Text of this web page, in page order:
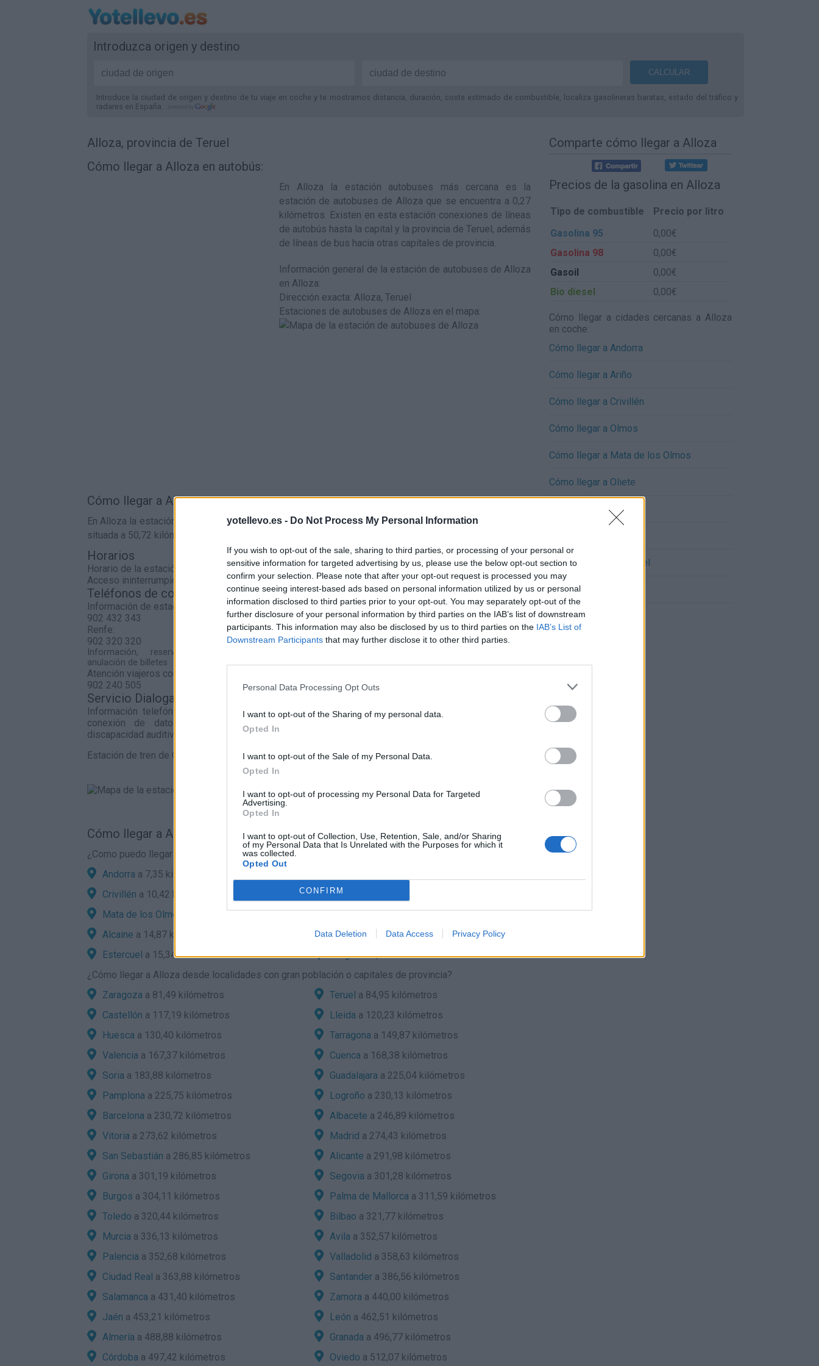
yotellevo.es - Do Not Process My Personal Information
If you wish to opt-out of the sale, sharing to third parties, or processing of your personal or
sensitive information for targeted advertising by us, please use the below opt-out section to
confirm your selection. Please note that after your opt-out request is processed you may
continue seeing interest-based ads based on personal information utilized by us or personal
information disclosed to third parties prior to your opt-out. You may separately opt-out of the
further disclosure of your personal information by third parties on the IAB’s list of downstream
participants. This information may also be disclosed by us to third parties on the IAB’s List of
Downstream Participants that may further disclose it to other third parties.
Personal Data Processing Opt Outs
I want to opt-out of the Sharing of my personal data.
Opted In
I want to opt-out of the Sale of my Personal Data.
Opted In
I want to opt-out of processing my Personal Data for Targeted
Advertising.
Opted In
I want to opt-out of Collection, Use, Retention, Sale, and/or Sharing
of my Personal Data that Is Unrelated with the Purposes for which it
was collected.
Opted Out
CONFIRM
Data Deletion Data Access Privacy Policy
Introduzca origen y destino
Introduce la ciudad de origen y destino de tu viaje en coche y te mostramos distancia, duración, coste estimado de combustible, localiza gasolineras baratas, estado del tráfico y
radares en España.
Alloza, provincia de Teruel
Cómo llegar a Alloza en autobús:
En Alloza la estación autobuses más cercana es la
estación de autobuses de Alloza que se encuentra a 0,27
kilómetros. Existen en esta estación conexiones de líneas
de autobús hasta la capital y la provincia de Teruel, además
de líneas de bus hacia otras capitales de provincia.
Información general de la estación de autobuses de Alloza
en Alloza:
Dirección exacta: Alloza, Teruel
Estaciones de autobuses de Alloza en el mapa:
Cómo llegar a Alloza en tren:
En Alloza la estación de tren más cercana es la estación de tren de de media y larga distancia de Caspe
situada a 50,72 kilómetros de Alloza.
Horarios
Horario de la estación
Acceso ininterrumpido a andenes
Teléfonos de contacto
Información de estaciones
902 432 343
Renfe:
902 320 320
Información, reserva, venta, cambio y
anulación de billetes
Atención viajeros con discapacidad
902 240 505
Servicio Dialoga:
Información telefónica de Adif a través de móvil con
conexión de datos para personas sordas y con
discapacidad auditiva.
Estación de tren de Caspe en el mapa
Cómo llegar a Alloza por carretera:
¿Como puedo llegar en coche a Alloza desde localidades cercanas?
Andorra a 7,35 kilómetros
Crivillén a 10,42 kilómetros Olmos
Mata de los Olmos
a 11,76 kilómetros Olietea 12,29 kilómetros
Alcaine a 14,87 kilómetros Alacóna 15,18 kilómetros
Estercuel a 15,34 kilómetros Bergea 15,36 kilómetros
¿ Cómo llegar a Alloza desde localidades con gran población o capitales de provincia?
Zaragoza a 81,49 kilómetros Teruel a 84,95 kilómetros
Castellón a 117,19 kilómetros Lleida a 120,23 kilómetros
Huesca a 130,40 kilómetros Tarragona a 149,87 kilómetros
Valencia a 167,37 kilómetros Cuenca a 168,38 kilómetros
Soria a 183,88 kilómetros Guadalajara a 225,04 kilómetros
Pamplona a 225,75 kilómetros Logroño a 230,13 kilómetros
Barcelona a 230,72 kilómetros Albacete a 246,89 kilómetros
Vitoria a 273,62 kilómetros Madrid a 274,43 kilómetros
San Sebastián a 286,85 kilómetros Alicante a 291,98 kilómetros
Girona a 301,19 kilómetros Segovia a 301,28 kilómetros
Burgos a 304,11 kilómetros Palma de Mallorca a 311,59 kilómetros
Toledo a 320,44 kilómetros Bilbao a 321,77 kilómetros
Murcia a 336,13 kilómetros Avila a 352,57 kilómetros
Palencia a 352,68 kilómetros Valladolid a 358,63 kilómetros
Ciudad Real a 363,88 kilómetros Santandera 386,56 kilómetros
Salamanca a 431,40 kilómetros Zamora a 440,00 kilómetros
Jaén a 453,21 kilómetros León a 462,51 kilómetros
Almería a 488,88 kilómetros Granada a 496,77 kilómetros
Córdoba a 497,42 kilómetros Oviedo a 512,07 kilómetros
Comparte cómo llegar a Alloza
Precios de la gasolina en Alloza
Tipo de combustible
Precio por litro
Gasolina 95
0,00€
Gasolina 98
0,00€
Gasoil
0,00€
Bio diesel
0,00€
Cómo llegar a cidades cercanas a Alloza
en coche:
Cómo llegar a Andorra
Cómo llegar a Ariño
Cómo llegar a Crivillén
Cómo llegar a Olmos
Cómo llegar a Mata de los Olmos
Cómo llegar a Oliete
Cómo llegar a Alcaine
Cómo llegar a Estercuel
Cómo llegar a Berge